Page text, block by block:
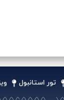
تور استانبول